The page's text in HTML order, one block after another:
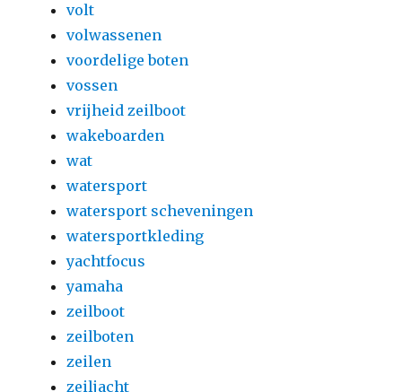
volt
volwassenen
voordelige boten
vossen
vrijheid zeilboot
wakeboarden
wat
watersport
watersport scheveningen
watersportkleding
yachtfocus
yamaha
zeilboot
zeilboten
zeilen
zeiljacht